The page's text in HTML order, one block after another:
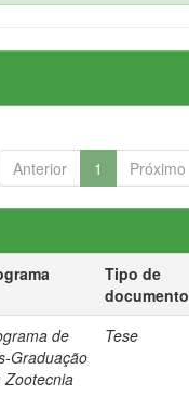
Anterior 1 Próximo
Tipo de
documento
de
Graduação
Zootecnia
Tese